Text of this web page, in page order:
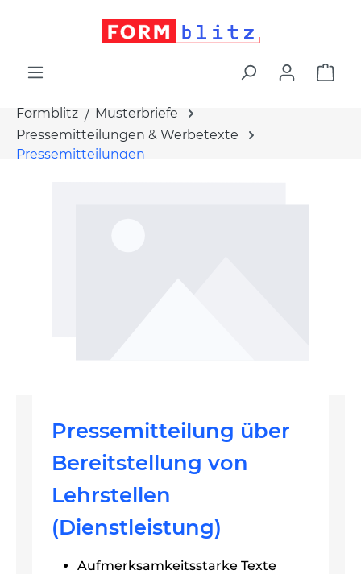
Formblitz
Musterbriefe
Pressemitteilungen & Werbetexte
Pressemitteilungen
Pressemitteilung über
Bereitstellung von
Lehrstellen
(Dienstleistung)
Aufmerksamkeitsstarke Texte